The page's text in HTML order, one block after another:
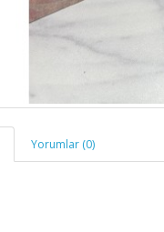
Yorumlar (0)